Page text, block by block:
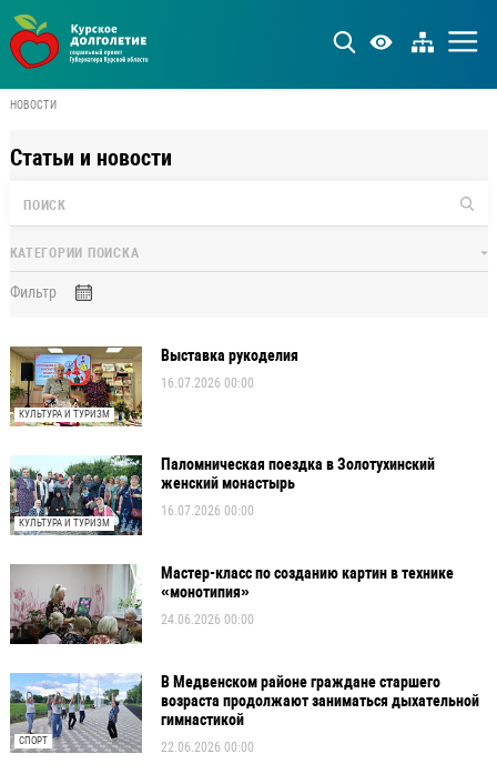
НОВОСТИ
Статьи и новости
Фильтр
КУЛЬТУРА И ТУРИЗМ
Выставка рукоделия
16.07.2026 00:00
КУЛЬТУРА И ТУРИЗМ
Паломническая поездка в Золотухинский
женский монастырь
16.07.2026 00:00
Мастер-класс по созданию картин в технике
«монотипия»
24.06.2026 00:00
СПОРТ
В Медвенском районе граждане старшего
возраста продолжают заниматься дыхательной
гимнастикой
22.06.2026 00:00